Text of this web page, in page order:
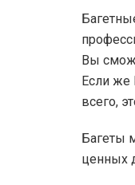
Вы
Если же
всего,
Багеты
ценных